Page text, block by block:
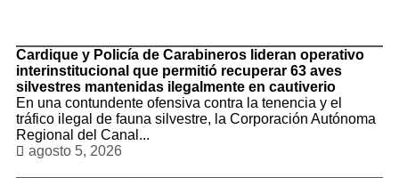
Cardique y Policía de Carabineros lideran operativo
interinstitucional que permitió recuperar 63 aves
silvestres mantenidas ilegalmente en cautiverio
En una contundente ofensiva contra la tenencia y el
tráfico ilegal de fauna silvestre, la Corporación Autónoma
Regional del Canal...
agosto 5, 2026